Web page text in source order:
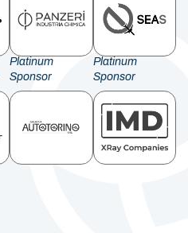
Platinum
Sponsor
Platinum
Sponsor